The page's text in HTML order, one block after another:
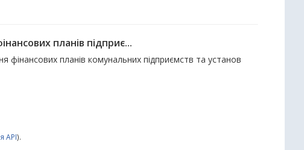
планів підприє...
фінансових планів комунальних підприємств та установ
API).